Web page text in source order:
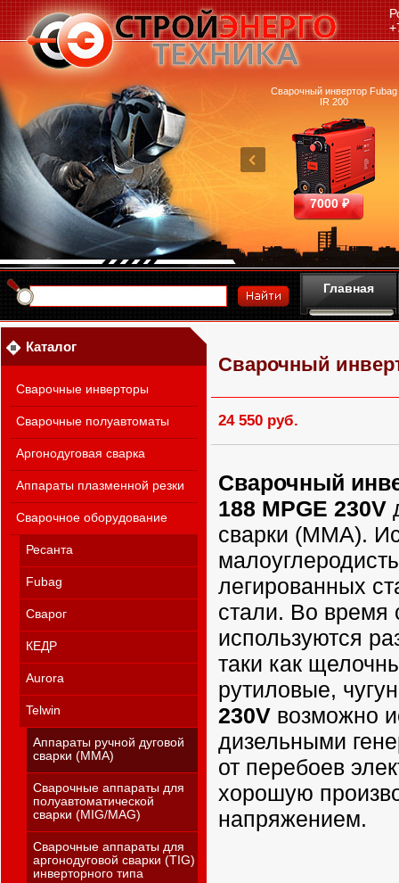
аппарат Ресанта
САИПА-200 ММА
25390 ₽
Машина термической резки
FUBAG INCUT10
460700 ₽
Сварочный инвертор Fubag
IR 200
7000 ₽
Главная
Каталог
Сварочные инверторы
Сварочные полуавтоматы
Аргонодуговая сварка
Аппараты плазменной резки
Сварочное оборудование
Ресанта
Fubag
Сварог
КЕДР
Aurora
Telwin
Аппараты ручной дуговой
сварки (MMA)
Сварочные аппараты для
полуавтоматической
сварки (MIG/MAG)
Сварочные аппараты для
аргонодуговой сварки (TIG)
инверторного типа
Сварочный
24 550 руб.
Сварочный
188 MPGE 230V
сварки (MMA).
легированных
стали. Во время
используются
таки как
рутиловые,
230V возможно
дизельными
от перебоев
хорошую
напряжением.